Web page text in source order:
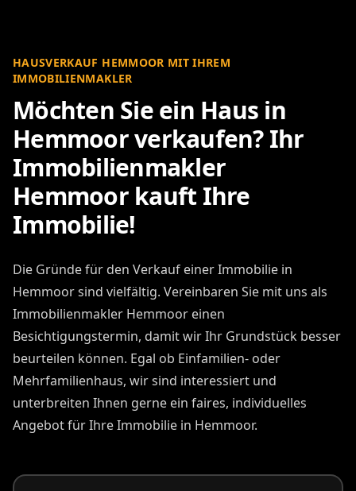
HAUSVERKAUF HEMMOOR MIT IHREM
IMMOBILIENMAKLER
Möchten Sie ein Haus in
Hemmoor verkaufen? Ihr
Immobilienmakler
Hemmoor kauft Ihre
Immobilie!
Die Gründe für den Verkauf einer Immobilie in
Hemmoor sind vielfältig. Vereinbaren Sie mit uns als
Immobilienmakler Hemmoor einen
Besichtigungstermin, damit wir Ihr Grundstück besser
beurteilen können. Egal ob Einfamilien- oder
Mehrfamilienhaus, wir sind interessiert und
unterbreiten Ihnen gerne ein faires, individuelles
Angebot für Ihre Immobilie in Hemmoor.